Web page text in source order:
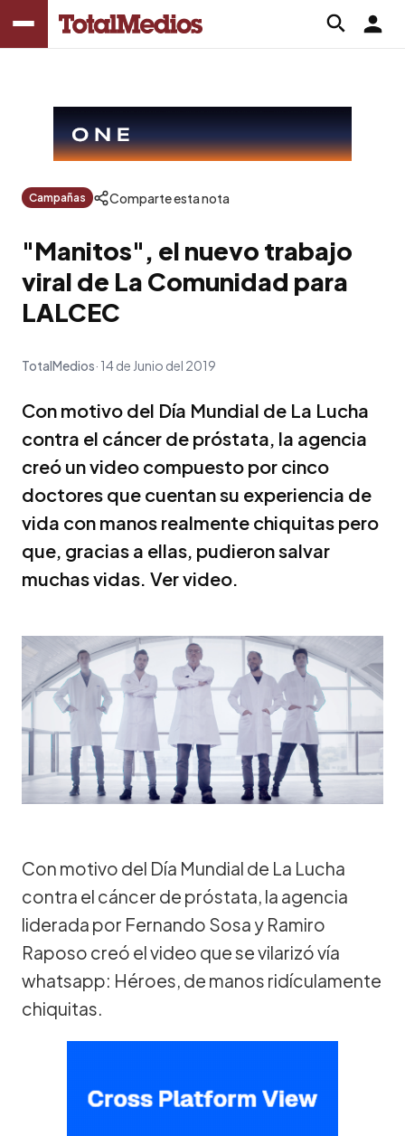
Campañas Comparte esta nota
"Manitos", el nuevo trabajo
viral de La Comunidad para
LALCEC
TotalMedios 14 de Junio del 2019
Con motivo del Día Mundial de La Lucha
contra el cáncer de próstata, la agencia
creó un video compuesto por cinco
doctores que cuentan su experiencia de
vida con manos realmente chiquitas pero
que, gracias a ellas, pudieron salvar
muchas vidas. Ver video.
Con motivo del Día Mundial de La Lucha
contra el cáncer de próstata, la agencia
liderada por Fernando Sosa y Ramiro
Raposo creó el video que se vilarizó vía
whatsapp: Héroes, de manos ridículamente
chiquitas.